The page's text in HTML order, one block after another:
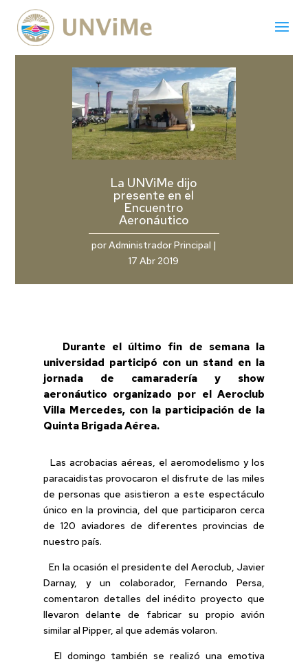
La UNViMe dijo
presente en el
Encuentro
Aeronáutico
porAdministrador Principal |
17 Abr 2019
Durante el último fin de semana la
universidad participó con un stand en la
jornada de camaradería y show
aeronáutico organizado por el Aeroclub
Villa Mercedes, con la participación de la
Quinta Brigada Aérea.
Las acrobacias aéreas, el aeromodelismo y los
paracaidistas provocaron el disfrute de las miles
de personas que asistieron a este espectáculo
único en la provincia, del que participaron cerca
de 120 aviadores de diferentes provincias de
nuestro país.
En la ocasión el presidente del Aeroclub, Javier
Darnay, y un colaborador, Fernando Persa,
comentaron detalles del inédito proyecto que
llevaron delante de fabricar su propio avión
similar al Pipper, al que además volaron.
El domingo también se realizó una emotiva